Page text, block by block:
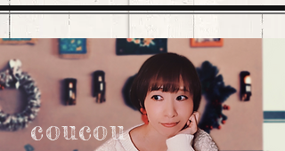
coucou